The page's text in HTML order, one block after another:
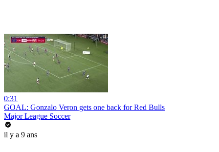
0:31
GOAL: Gonzalo Veron gets one back for Red Bulls
Major League Soccer
il y a 9 ans